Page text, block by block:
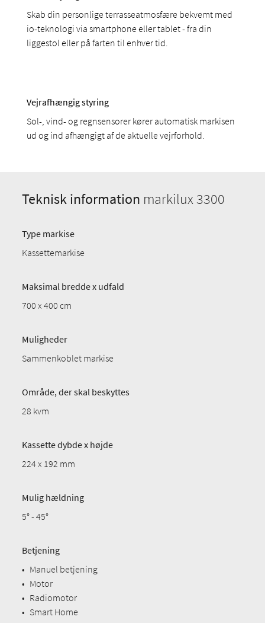
Skab din personlige terrasseatmosfære bekvemt med
io-teknologi via smartphone eller tablet - fra din
liggestol eller på farten til enhver tid.
Vejrafhængig styring
Sol-, vind- og regnsensorer kører automatisk markisen
ud og ind afhængigt af de aktuelle vejrforhold.
Teknisk information markilux 3300
Type markise
Kassettemarkise
Maksimal bredde x udfald
700 x 400 cm
Muligheder
Sammenkoblet markise
Område, der skal beskyttes
28 kvm
Kassette dybde x højde
224 x 192 mm
Mulig hældning
5° - 45°
Betjening
• Manuel betjening
• Motor
• Radiomotor
• Smart Home